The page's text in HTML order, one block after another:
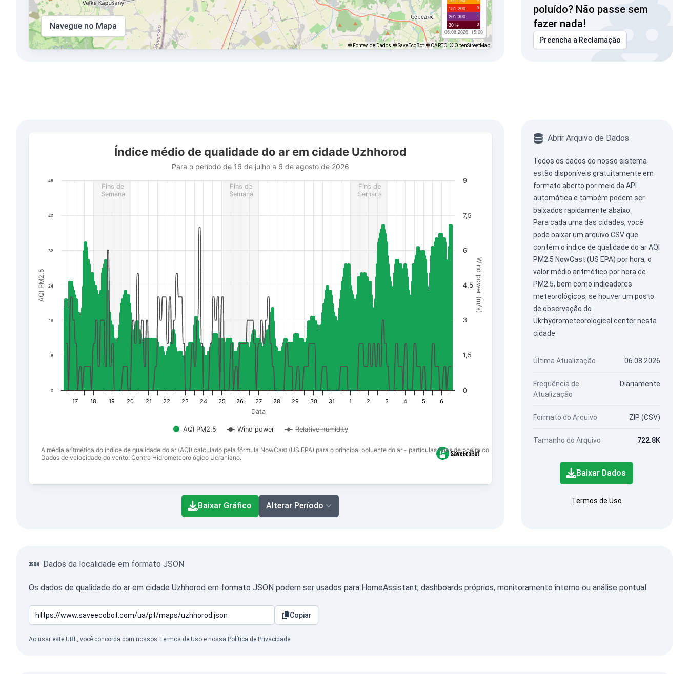
151-200 0
201-300 1
301+ 0
06.08.2026, 15:00
Navegue no Mapa
© Fontes de Dados © SaveEcoBot © CARTO © OpenStreetMap
poluído? Não passe sem
fazer nada!
Preencha a Reclamação
Combination chart with 3 data series.
Para o período de 16 de julho a 6 de agosto de 2026
The chart has 3 Y axes displaying AQI PM2.5, Wind power (m/s), and Relative humidity (%).
A média aritmética do índice de qualidade do ar (AQI) calculado pela fórmula NowCast (US EPA) para o principal poluente do ar - partículas finas de poeira com fração PM2.5.
Dados de velocidade do vento: Centro Hidrometeorológico Ucraniano.
Fins de
Semana
Fins de
Semana
Fins de
Semana
Data
AQI PM2.5 Wind power (m/s)
Índice médio de qualidade do ar em cidade Uzhhorod
Para o período de 16 de julho a 6 de agosto de 2026
AQI PM2.5 Wind power Relative humidity
17 18 19 20 21 22 23 24 25 26 27 28 29 30 31 1 2 3 4 5 6
0
8
16
24
32
40
48
0
1,5
3
4,5
6
7,5
9
Baixar Gráfico Alterar Período
Abrir Arquivo de Dados
Todos os dados do nosso sistema
estão disponíveis gratuitamente em
formato aberto por meio da API
automática e também podem ser
baixados rapidamente abaixo.
Para cada uma das cidades, você
pode baixar um arquivo CSV que
contém o índice de qualidade do ar AQI
PM2.5 NowCast (US EPA) por hora, o
valor médio aritmético por hora de
PM2.5, bem como indicadores
meteorológicos, se houver um posto
de observação do
Ukrhydrometeorological center nesta
cidade.
Última Atualização 06.08.2026
Frequência de
Atualização
Diariamente
Formato do Arquivo ZIP (CSV)
Tamanho do Arquivo 722.8K
Baixar Dados
Termos de Uso
Dados da localidade em formato JSON
Os dados de qualidade do ar em cidade Uzhhorod em formato JSON podem ser usados para HomeAssistant, dashboards próprios, monitoramento interno ou análise pontual.
Copiar
Ao usar este URL, você concorda com nossos Termos de Uso e nossa Política de Privacidade.